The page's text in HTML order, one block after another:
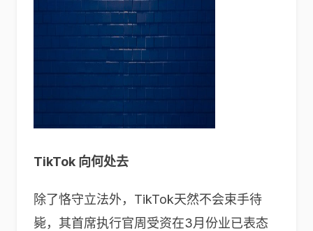
TikTok 向何处去
除了恪守立法外，TikTok天然不会束手待
毙，其首席执行官周受资在3月份业已表态